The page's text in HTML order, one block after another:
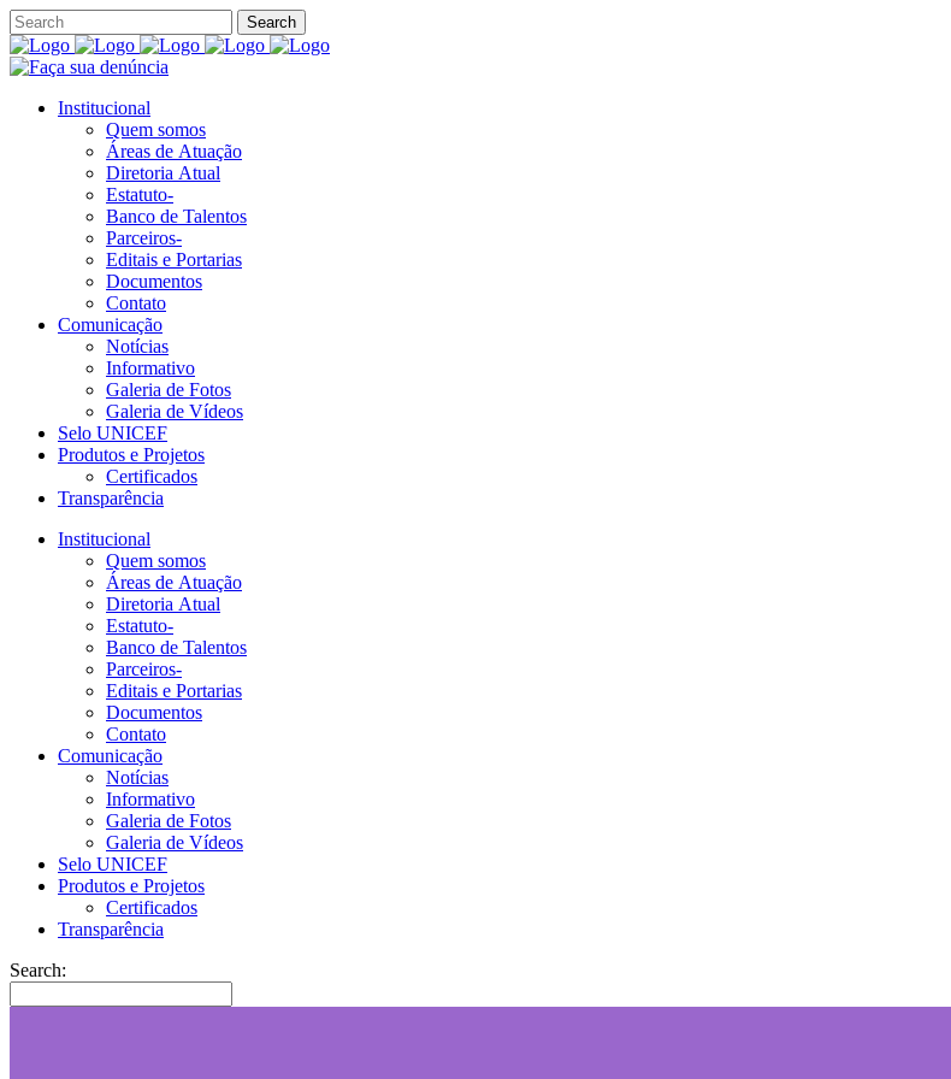
Institucional
Quem somos
Áreas de Atuação
Diretoria Atual
Estatuto-
Banco de Talentos
Parceiros-
Editais e Portarias
Documentos
Contato
Comunicação
Notícias
Informativo
Galeria de Fotos
Galeria de Vídeos
Selo UNICEF
Produtos e Projetos
Certificados
Transparência
Institucional
Quem somos
Áreas de Atuação
Diretoria Atual
Estatuto-
Banco de Talentos
Parceiros-
Editais e Portarias
Documentos
Contato
Comunicação
Notícias
Informativo
Galeria de Fotos
Galeria de Vídeos
Selo UNICEF
Produtos e Projetos
Certificados
Transparência
Search: